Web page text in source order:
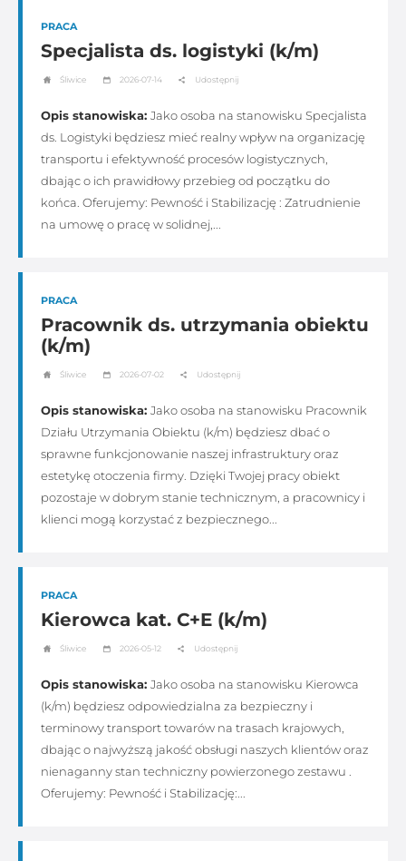
PRACA
Specjalista ds. logistyki (k/m)
Śliwice 2026-07-14 Udostępnij
Opis stanowiska: Jako osoba na stanowisku Specjalista
ds. Logistyki będziesz mieć realny wpływ na organizację
transportu i efektywność procesów logistycznych,
dbając o ich prawidłowy przebieg od początku do
końca. Oferujemy: Pewność i Stabilizację : Zatrudnienie
na umowę o pracę w solidnej,...
PRACA
Pracownik ds. utrzymania obiektu
(k/m)
Śliwice 2026-07-02 Udostępnij
Opis stanowiska: Jako osoba na stanowisku Pracownik
Działu Utrzymania Obiektu (k/m) będziesz dbać o
sprawne funkcjonowanie naszej infrastruktury oraz
estetykę otoczenia firmy. Dzięki Twojej pracy obiekt
pozostaje w dobrym stanie technicznym, a pracownicy i
klienci mogą korzystać z bezpiecznego...
PRACA
Kierowca kat. C+E (k/m)
Śliwice 2026-05-12 Udostępnij
Opis stanowiska: Jako osoba na stanowisku Kierowca
(k/m) będziesz odpowiedzialna za bezpieczny i
terminowy transport towarów na trasach krajowych,
dbając o najwyższą jakość obsługi naszych klientów oraz
nienaganny stan techniczny powierzonego zestawu .
Oferujemy: Pewność i Stabilizację:...